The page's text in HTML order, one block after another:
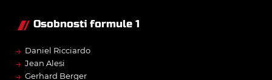
Osobnosti formule 1
→ Daniel Ricciardo
→ Jean Alesi
→ Gerhard Berger